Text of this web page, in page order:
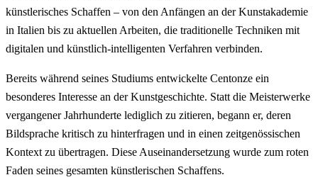
künstlerisches Schaffen – von den Anfängen an der Kunstakademie
in Italien bis zu aktuellen Arbeiten, die traditionelle Techniken mit
digitalen und künstlich-intelligenten Verfahren verbinden.
Bereits während seines Studiums entwickelte Centonze ein
besonderes Interesse an der Kunstgeschichte. Statt die Meisterwerke
vergangener Jahrhunderte lediglich zu zitieren, begann er, deren
Bildsprache kritisch zu hinterfragen und in einen zeitgenössischen
Kontext zu übertragen. Diese Auseinandersetzung wurde zum roten
Faden seines gesamten künstlerischen Schaffens.